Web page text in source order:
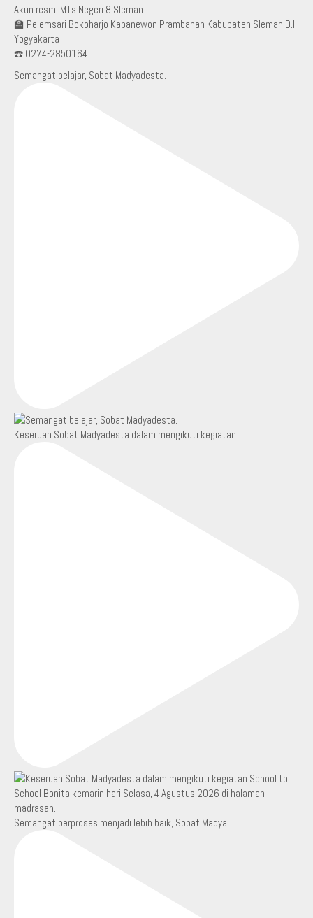
Akun resmi MTs Negeri 8 Sleman
🏫 Pelemsari Bokoharjo Kapanewon Prambanan Kabupaten Sleman D.I.
Yogyakarta
☎️ 0274-2850164
Semangat belajar, Sobat Madyadesta.
Keseruan Sobat Madyadesta dalam mengikuti kegiatan
Semangat berproses menjadi lebih baik, Sobat Madya